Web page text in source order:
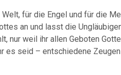
für die Engel und für die
an und lasst die
nur weil ihr allen Geboten
es seid – entschiedene